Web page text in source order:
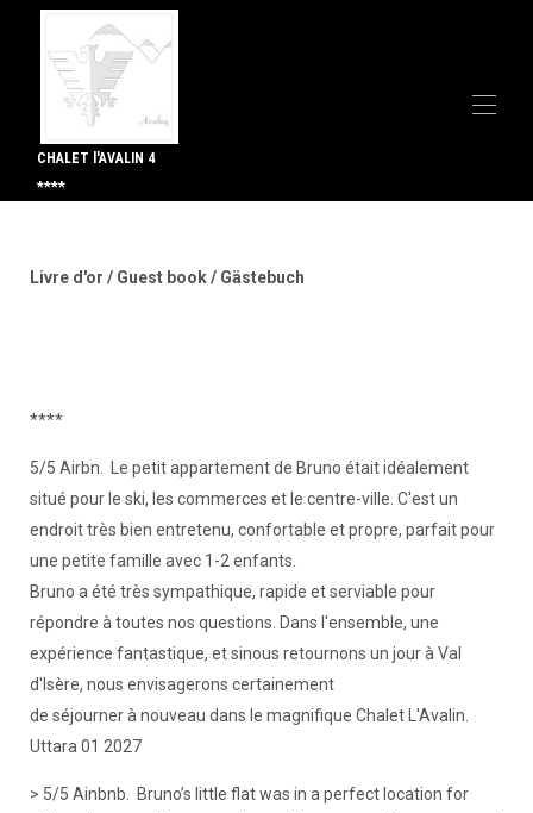
CHALET l'AVALIN 4
****
Livre d'or / Guest book / Gästebuch
****
5/5 Airbn. Le petit appartement de Bruno était idéalement
situé pour le ski, les commerces et le centre-ville. C'est un
endroit très bien entretenu, confortable et propre, parfait pour
une petite famille avec 1-2 enfants.
Bruno a été très sympathique, rapide et serviable pour
répondre à toutes nos questions. Dans l'ensemble, une
expérience fantastique, et sinous retournons un jour à Val
d'Isère, nous envisagerons certainement
de séjourner à nouveau dans le magnifique Chalet L'Avalin.
Uttara 01 2027
> 5/5 Ainbnb. Bruno’s little flat was in a perfect location for